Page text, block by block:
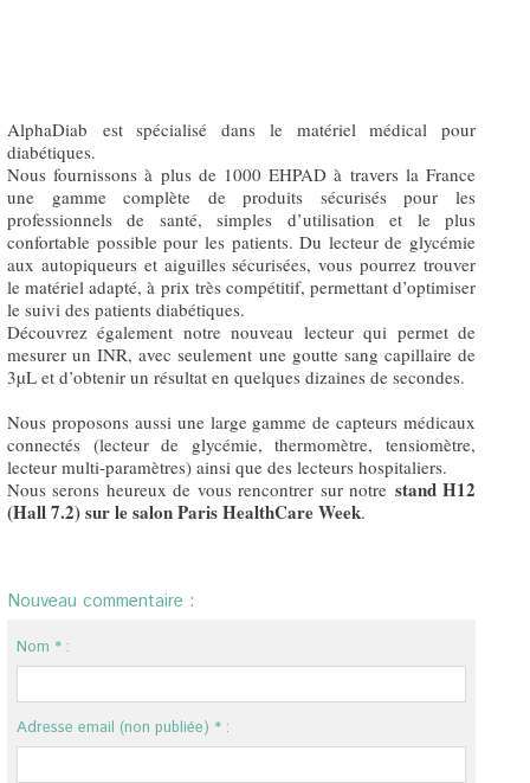
AlphaDiab est spécialisé dans le matériel médical pour
diabétiques.
Nous fournissons à plus de 1000 EHPAD à travers la France
une gamme complète de produits sécurisés pour les
professionnels de santé, simples d’utilisation et le plus
confortable possible pour les patients. Du lecteur de glycémie
aux autopiqueurs et aiguilles sécurisées, vous pourrez trouver
le matériel adapté, à prix très compétitif, permettant d’optimiser
le suivi des patients diabétiques.
Découvrez également notre nouveau lecteur qui permet de
mesurer un INR, avec seulement une goutte sang capillaire de
3µL et d’obtenir un résultat en quelques dizaines de secondes.
Nous proposons aussi une large gamme de capteurs médicaux
connectés (lecteur de glycémie, thermomètre, tensiomètre,
lecteur multi-paramètres) ainsi que des lecteurs hospitaliers.
Nous serons heureux de vous rencontrer sur notre stand H12
(Hall 7.2) sur le salon Paris HealthCare Week.
Nouveau commentaire :
Nom * :
Adresse email (non publiée) * :